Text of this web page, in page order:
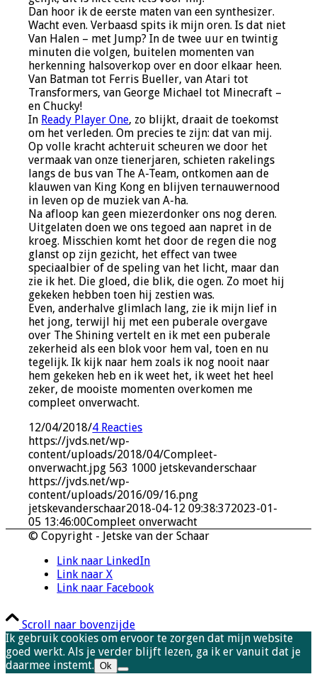
Dan hoor ik de eerste maten van een synthesizer.
Wacht even. Verbaasd spits ik mijn oren. Is dat niet
Van Halen – met Jump? In de twee uur en twintig
minuten die volgen, buitelen momenten van
herkenning halsoverkop over en door elkaar heen.
Van Batman tot Ferris Bueller, van Atari tot
Transformers, van George Michael tot Minecraft –
en Chucky!
In Ready Player One, zo blijkt, draait de toekomst
om het verleden. Om precies te zijn: dat van mij.
Op volle kracht achteruit scheuren we door het
vermaak van onze tienerjaren, schieten rakelings
langs de bus van The A-Team, ontkomen aan de
klauwen van King Kong en blijven ternauwernood
in leven op de muziek van A-ha.
Na afloop kan geen miezerdonker ons nog deren.
Uitgelaten doen we ons tegoed aan napret in de
kroeg. Misschien komt het door de regen die nog
glanst op zijn gezicht, het effect van twee
speciaalbier of de speling van het licht, maar dan
zie ik het. Die gloed, die blik, die ogen. Zo moet hij
gekeken hebben toen hij zestien was.
Even, anderhalve glimlach lang, zie ik mijn lief in
het jong, terwijl hij met een puberale overgave
over The Shining vertelt en ik met een puberale
zekerheid als een blok voor hem val, toen en nu
tegelijk. Ik kijk naar hem zoals ik nog nooit naar
hem gekeken heb en ik weet het, ik weet het heel
zeker, de mooiste momenten overkomen me
compleet onverwacht.
12/04/2018/4 Reacties
https://jvds.net/wp-
content/uploads/2018/04/Compleet-
onverwacht.jpg 563 1000 jetskevanderschaar
https://jvds.net/wp-
content/uploads/2016/09/16.png
jetskevanderschaar2018-04-12 09:38:372023-01-
05 13:46:00Compleet onverwacht
© Copyright - Jetske van der Schaar
Link naar LinkedIn
Link naar X
Link naar Facebook
Scroll naar bovenzijde
Ik gebruik cookies om ervoor te zorgen dat mijn website
goed werkt. Als je verder blijft lezen, ga ik er vanuit dat je
daarmee instemt. Ok